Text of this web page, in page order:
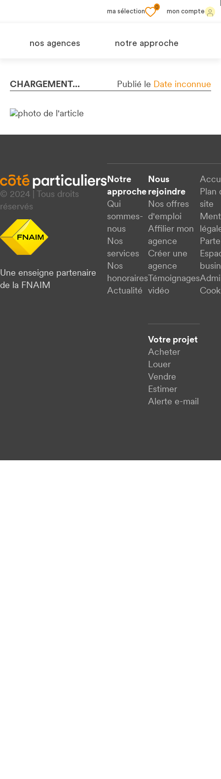
ma sélection
0
mon compte
nos agences notre approche
CHARGEMENT... Publié le Date inconnue
© 2024 | Tous droits
réservés
Une enseigne partenaire
de la FNAIM
Notre
approche
Qui
sommes-
nous
Nos
services
Nos
honoraires
Actualité
Nous
rejoindre
Nos offres
d'emploi
Affilier mon
agence
Créer une
agence
Témoignages
vidéo
Votre projet
Acheter
Louer
Vendre
Estimer
Alerte e-mail
Plan
site